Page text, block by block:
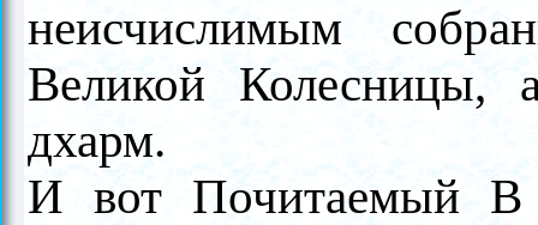
неисчислимым
Великой Колесницы,
дхарм.
И вот Почитаемый В